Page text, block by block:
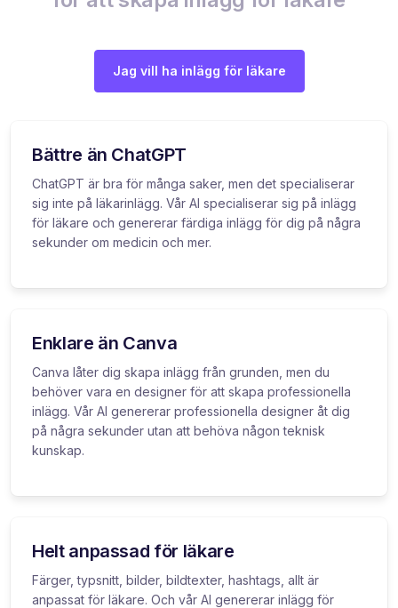
Jag vill ha inlägg för läkare
Bättre än ChatGPT
ChatGPT är bra för många saker, men det specialiserar
sig inte på läkarinlägg. Vår AI specialiserar sig på inlägg
för läkare och genererar färdiga inlägg för dig på några
sekunder om medicin och mer.
Enklare än Canva
Canva låter dig skapa inlägg från grunden, men du
behöver vara en designer för att skapa professionella
inlägg. Vår AI genererar professionella designer åt dig
på några sekunder utan att behöva någon teknisk
kunskap.
Helt anpassad för läkare
Färger, typsnitt, bilder, bildtexter, hashtags, allt är
anpassat för läkare. Och vår AI genererar inlägg för